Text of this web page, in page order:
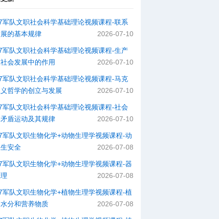
军队文职社会科学基础理论视频课程-​联系
的基本规律
2026-07-10
军队文职社会科学基础理论视频课程-​生产
会发展中的作用
2026-07-10
军队文职社会科学基础理论视频课程-​马克
哲学的创立与发展
2026-07-10
军队文职社会科学基础理论视频课程-社会
盾运动及其规律
2026-07-10
军队文职生物化学+动物生理学视频课程-动
安全
2026-07-08
军队文职生物化学+动物生理学视频课程-器
2026-07-08
军队文职生物化学+植物生理学视频课程-植
分和营养物质
2026-07-08